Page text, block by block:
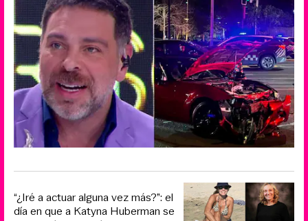
“¿Iré a actuar alguna vez más?”: el
día en que a Katyna Huberman se